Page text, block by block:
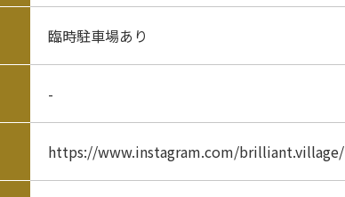
臨時駐車場あり
-
https://www.instagram.com/brilliant.village/